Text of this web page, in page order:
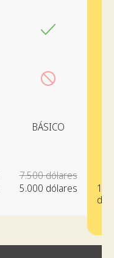
BÁSICO
7.500 dólares
5.000 dólares